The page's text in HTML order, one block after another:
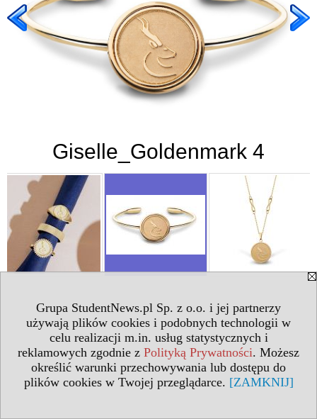
Grupa StudentNews.pl Sp. z o.o. i jej partnerzy
używają plików cookies i podobnych technologii w
celu realizacji m.in. usług statystycznych i
reklamowych zgodnie z Polityką Prywatności. Możesz
określić warunki przechowywania lub dostępu do
plików cookies w Twojej przeglądarce. [ZAMKNIJ]
Giselle_Goldenmark 4